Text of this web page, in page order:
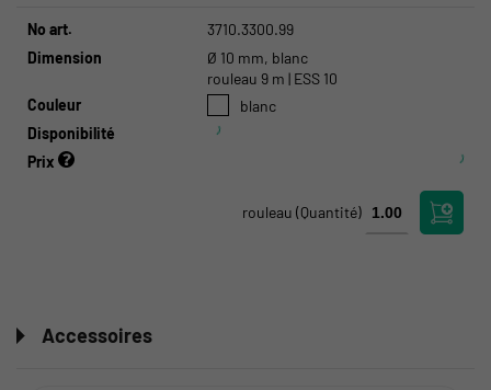
No art.
3710.3300.99
Dimension
Ø 10 mm, blanc
rouleau 9 m | ESS 10
Couleur
blanc
Disponibilité
Prix
rouleau (Quantité)
Accessoires